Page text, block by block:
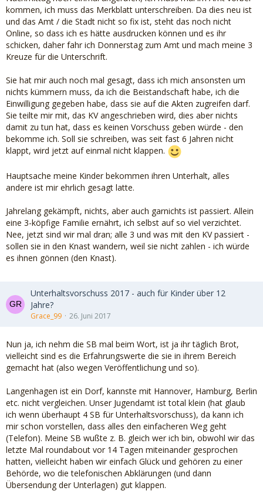
kommen, ich muss das Merkblatt unterschreiben. Da dies neu ist
und das Amt / die Stadt nicht so fix ist, steht das noch nicht
Online, so dass ich es hätte ausdrucken können und es ihr
schicken, daher fahr ich Donnerstag zum Amt und mach meine 3
Kreuze für die Unterschrift.
Sie hat mir auch noch mal gesagt, dass ich mich ansonsten um
nichts kümmern muss, da ich die Beistandschaft habe, ich die
Einwilligung gegeben habe, dass sie auf die Akten zugreifen darf.
Sie teilte mir mit, das KV angeschrieben wird, dies aber nichts
damit zu tun hat, dass es keinen Vorschuss geben würde - den
bekomme ich. Soll sie schreiben, was seit fast 6 Jahren nicht
klappt, wird jetzt auf einmal nicht klappen.
Hauptsache meine Kinder bekommen ihren Unterhalt, alles
andere ist mir ehrlich gesagt latte.
Jahrelang gekämpft, nichts, aber auch garnichts ist passiert. Allein
eine 3-köpfige Familie ernährt, ich selbst auf so viel verzichtet.
Nee, jetzt sind wir mal dran; alle 3 und was mit den KV passiert -
sollen sie in den Knast wandern, weil sie nicht zahlen - ich würde
es ihnen gönnen (den Knast).
Unterhaltsvorschuss 2017 - auch für Kinder über 12
Jahre?
Grace_99 26. Juni 2017
Nun ja, ich nehm die SB mal beim Wort, ist ja ihr täglich Brot,
vielleicht sind es die Erfahrungswerte die sie in ihrem Bereich
gemacht hat (also wegen Veröffentlichung und so).
Langenhagen ist ein Dorf, kannste mit Hannover, Hamburg, Berlin
etc. nicht vergleichen. Unser Jugendamt ist total klein (hat glaub
ich wenn überhaupt 4 SB für Unterhaltsvorschuss), da kann ich
mir schon vorstellen, dass alles den einfacheren Weg geht
(Telefon). Meine SB wußte z. B. gleich wer ich bin, obwohl wir das
letzte Mal roundabout vor 14 Tagen miteinander gesprochen
hatten, vielleicht haben wir einfach Glück und gehören zu einer
Behörde, wo die telefonischen Abklärungen (und dann
Übersendung der Unterlagen) gut klappen.